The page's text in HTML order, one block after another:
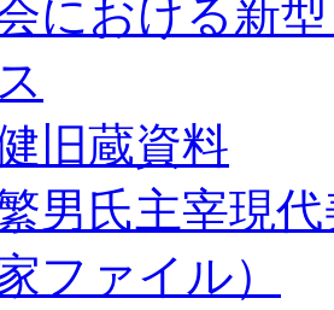
における新
旧蔵資料
男氏主宰現
ファイル）